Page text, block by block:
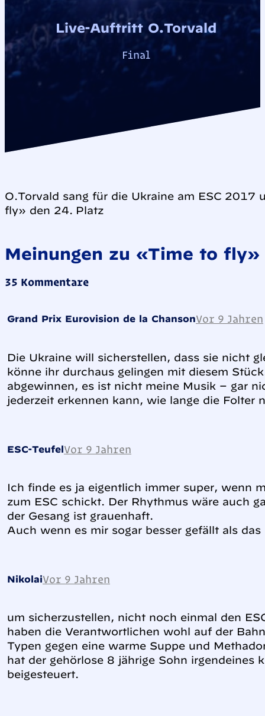
Live-Auftritt O.Torvald
Final
O.Torvald sang für die Ukraine am ESC 2017
fly» den 24. Platz
Meinungen zu «Time to fly»
35 Kommentare
Grand Prix Eurovision de la ChansonVor 9 Jahren
Die Ukraine will sicherstellen, dass sie nicht
könne ihr durchaus gelingen mit diesem
abgewinnen, es ist nicht meine Musik – gar
jederzeit erkennen kann, wie lange die Folter
ESC-TeufelVor 9 Jahren
Ich finde es ja eigentlich immer super, wenn
zum ESC schickt. Der Rhythmus wäre auch
der Gesang ist grauenhaft.
Auch wenn es mir sogar besser gefällt als
NikolaiVor 9 Jahren
um sicherzustellen, nicht noch einmal den
haben die Verantwortlichen wohl auf der
Typen gegen eine warme Suppe und
hat der gehörlose 8 jährige Sohn irgendeines
beigesteuert.